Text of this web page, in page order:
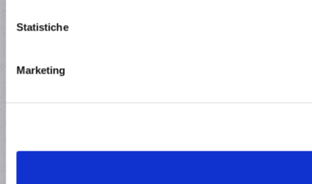
Statistiche
Marketing